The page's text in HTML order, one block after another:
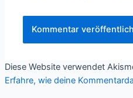
Diese Website verwendet
Erfahre, wie deine